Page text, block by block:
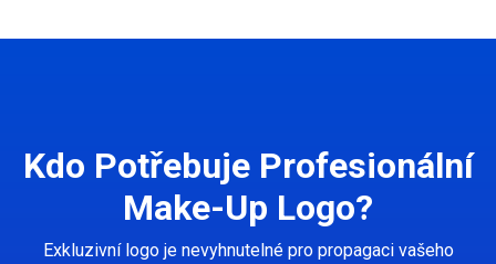
Kdo Potřebuje Profesionální
Make-Up Logo?
Exkluzivní logo je nevyhnutelné pro propagaci vašeho